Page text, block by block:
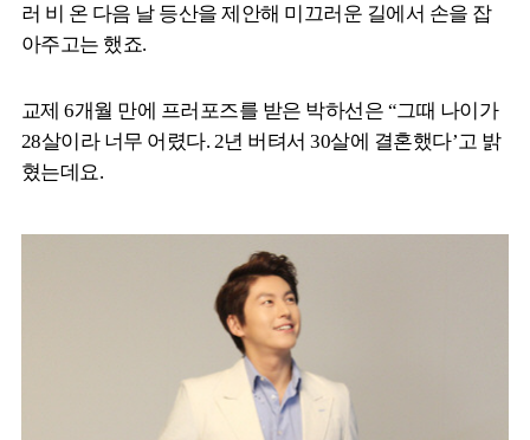
러 비 온 다음 날 등산을 제안해 미끄러운 길에서 손을 잡
아주고는 했죠.
교제 6개월 만에 프러포즈를 받은 박하선은 “그때 나이가
28살이라 너무 어렸다. 2년 버텨서 30살에 결혼했다’고 밝
혔는데요.